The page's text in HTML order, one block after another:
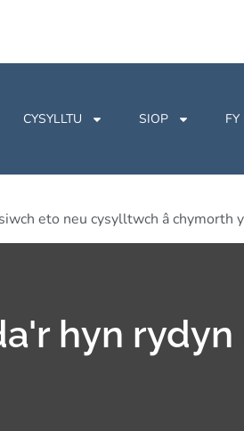
CYSYLLTU SIOP FY
eto neu cysylltwch â chymorth
hyn rydyn